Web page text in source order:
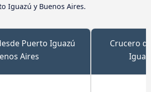
Iguazú y Buenos Aires.
Puerto Iguazú
Aires
Crucero